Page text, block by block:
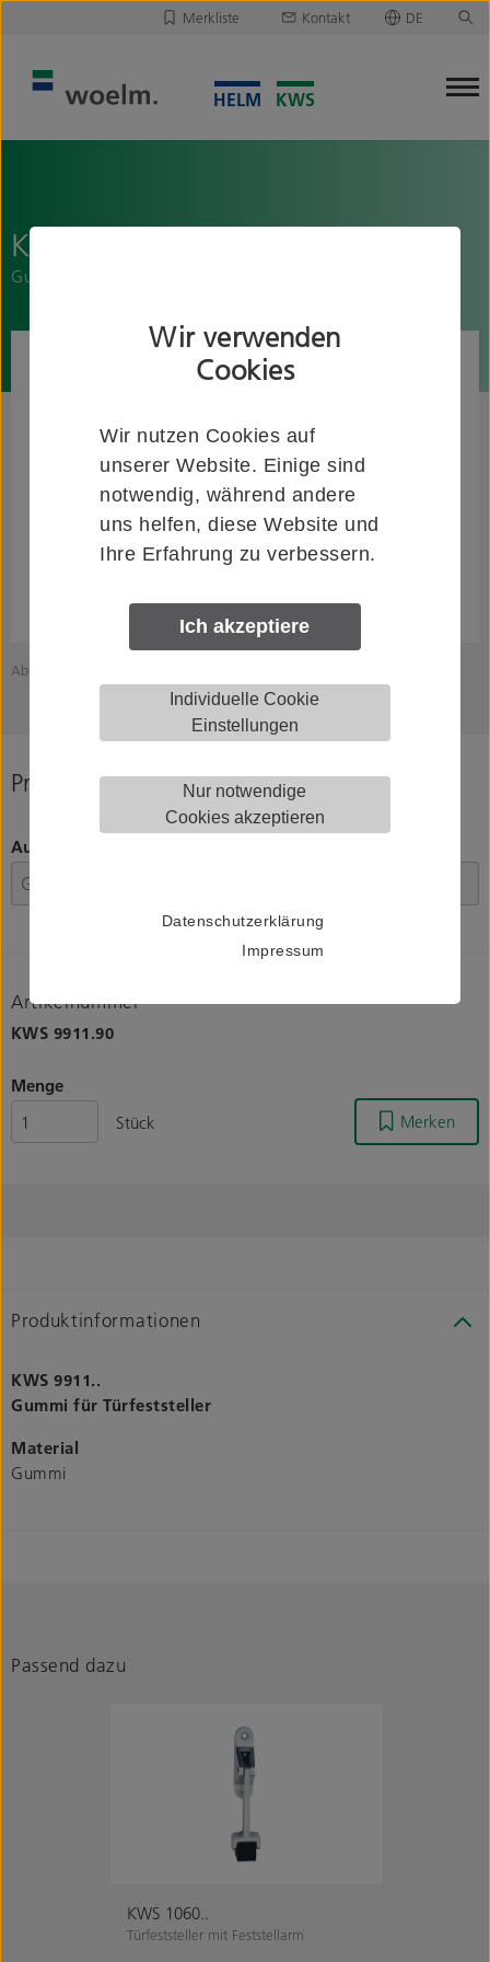
Wir verwenden
Cookies
Wir nutzen Cookies auf
unserer Website. Einige sind
notwendig, während andere
uns helfen, diese Website und
Ihre Erfahrung zu verbessern.
Ich akzeptiere
Individuelle Cookie
Einstellungen
Nur notwendige
Cookies akzeptieren
Datenschutzerklärung
Impressum
Merkliste Kontakt DE
KWS 9911..
Gummi für Türfeststeller
Abbildung zeigt KWS 9911.90
Produkt konfigurieren
Ausführung
Artikelnummer
KWS 9911.90
Menge
Stück
Merken
Produktinformationen
KWS 9911..
Gummi für Türfeststeller
Material
Gummi
Passend dazu
KWS 1060..
Türfeststeller mit Feststellarm